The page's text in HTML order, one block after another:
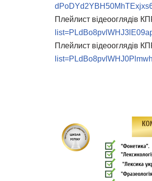
Плейлист відеооглядів
Плейлист відеооглядів